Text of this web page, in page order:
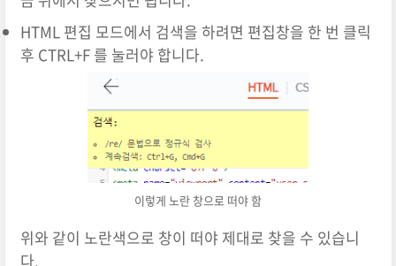
HTML 편집 모드에서 검색을 하려면 편집창을 한 번 클릭
후 CTRL+F 를 눌러야 합니다.
이렇게 노란 창으로 떠야 함
위와 같이 노란색으로 창이 떠야 제대로 찾을 수 있습니
다.